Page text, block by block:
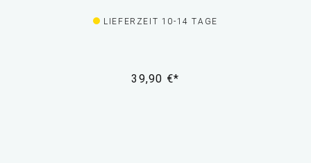
LIEFERZEIT 10-14 TAGE
39,90 €*